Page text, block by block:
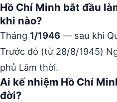
Hồ Chí Minh bắt đầu
khi nào?
Tháng 1/1946 — sau khi
Trước đó (từ 28/8/1945)
phủ Lâm thời.
Ai kế nhiệm Hồ Chí
đời?